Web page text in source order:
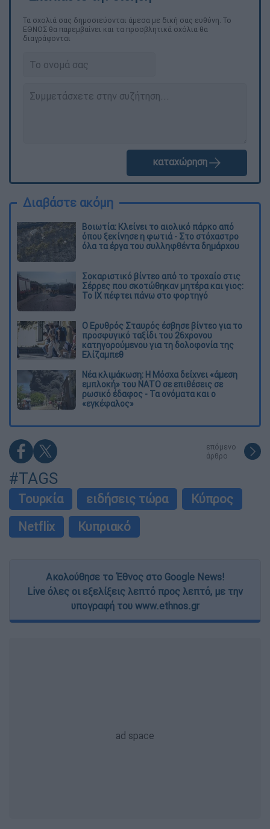
Τα σχολιά σας δημοσιεύονται άμεσα με δική σας ευθύνη. Το
ΕΘΝΟΣ θα παρεμβαίνει και τα προσβλητικά σχόλια θα
διαγράφονται
καταχώρηση
Διαβάστε ακόμη
Βοιωτία: Κλείνει το αιολικό πάρκο από
όπου ξεκίνησε η φωτιά - Στο στόχαστρο
όλα τα έργα του συλληφθέντα δημάρχου
Σοκαριστικό βίντεο από το τροχαίο στις
Σέρρες που σκοτώθηκαν μητέρα και γιος:
Το ΙΧ πέφτει πάνω στο φορτηγό
Ο Ερυθρός Σταυρός έσβησε βίντεο για το
προσφυγικό ταξίδι του 26χρονου
κατηγορούμενου για τη δολοφονία της
Ελίζαμπεθ
Νέα κλιμάκωση: Η Μόσχα δείχνει «άμεση
εμπλοκή» του ΝΑΤΟ σε επιθέσεις σε
ρωσικό έδαφος - Τα ονόματα και ο
«εγκέφαλος»
επόμενο
άρθρο
#TAGS
Τουρκία ειδήσεις τώρα
Κύπρος
Netflix
Κυπριακό
Ακολούθησε το Έθνος στο Google News!
Live όλες οι εξελίξεις λεπτό προς λεπτό, με την
υπογραφή του www.ethnos.gr